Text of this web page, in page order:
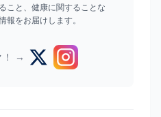
こと、健康に関することな
報をお届けします。
！ →